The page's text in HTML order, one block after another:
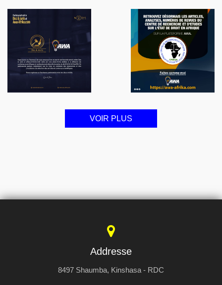
VOIR PLUS
Addresse
8497 Shaumba, Kinshasa - RDC